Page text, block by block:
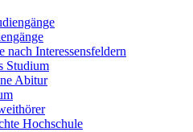
nach Interessensfeldern
Studium
Abitur
Hochschule